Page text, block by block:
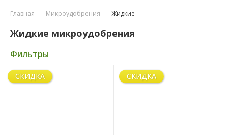
Главная Микроудобрения Жидкие
Жидкие микроудобрения
Фильтры
СКИДКА СКИДКА